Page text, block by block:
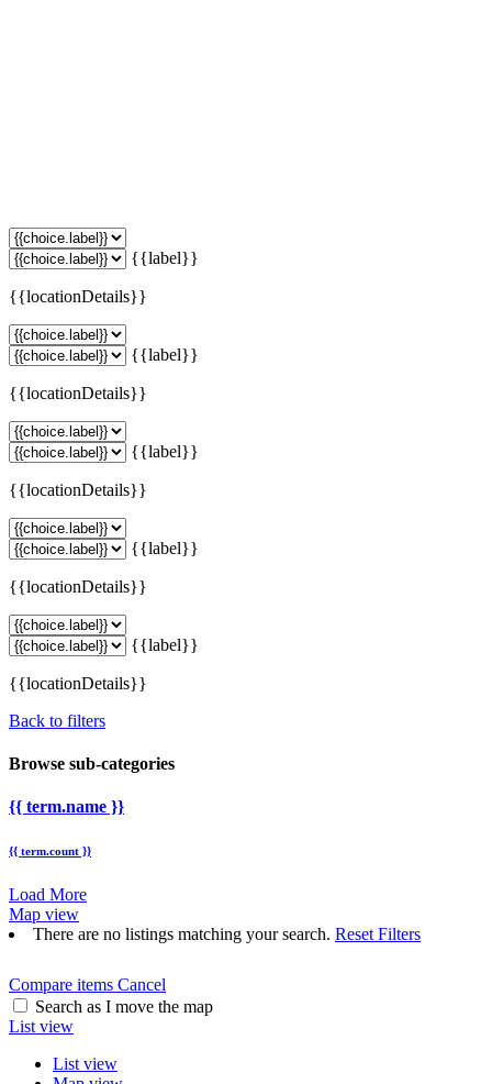
{{label}}
{{locationDetails}}
{{label}}
{{locationDetails}}
{{label}}
{{locationDetails}}
{{label}}
{{locationDetails}}
{{label}}
{{locationDetails}}
Back to filters
Browse sub-categories
{{ term.name }}
{{ term.count }}
Load More
Map view
There are no listings matching your search. Reset Filters
Compare items Cancel
Search as I move the map
List view
List view